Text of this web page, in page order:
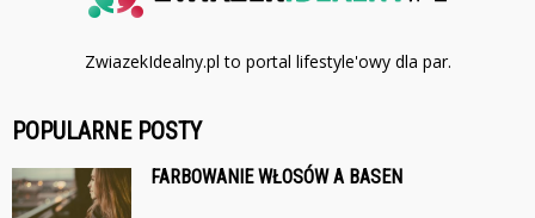
ZwiazekIdealny.pl to portal lifestyle'owy dla par.
POPULARNE POSTY
FARBOWANIE WŁOSÓW A BASEN